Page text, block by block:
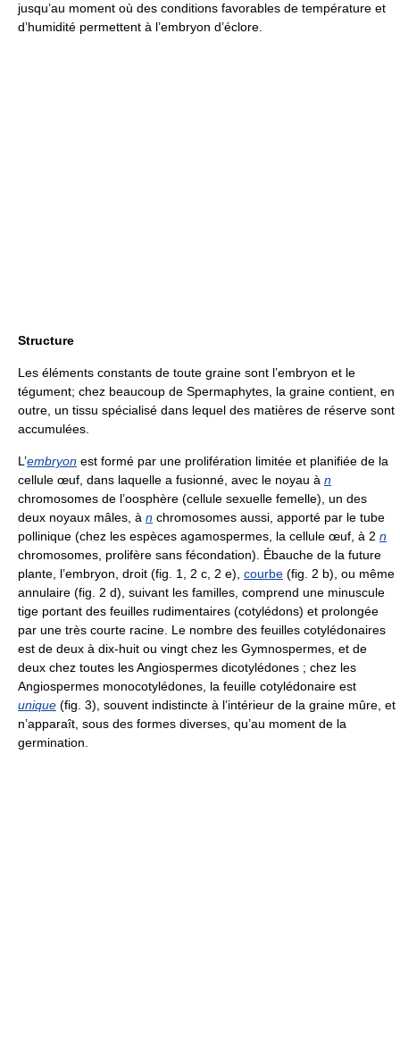
jusqu’au moment où des conditions favorables de température et
d’humidité permettent à l’embryon d’éclore.
Structure
Les éléments constants de toute graine sont l’embryon et le
tégument; chez beaucoup de Spermaphytes, la graine contient, en
outre, un tissu spécialisé dans lequel des matières de réserve sont
accumulées.
L’embryon est formé par une prolifération limitée et planifiée de la
cellule œuf, dans laquelle a fusionné, avec le noyau à n
chromosomes de l’oosphère (cellule sexuelle femelle), un des
deux noyaux mâles, à n chromosomes aussi, apporté par le tube
pollinique (chez les espèces agamospermes, la cellule œuf, à 2 n
chromosomes, prolifère sans fécondation). Ébauche de la future
plante, l’embryon, droit (fig. 1, 2 c, 2 e), courbe (fig. 2 b), ou même
annulaire (fig. 2 d), suivant les familles, comprend une minuscule
tige portant des feuilles rudimentaires (cotylédons) et prolongée
par une très courte racine. Le nombre des feuilles cotylédonaires
est de deux à dix-huit ou vingt chez les Gymnospermes, et de
deux chez toutes les Angiospermes dicotylédones ; chez les
Angiospermes monocotylédones, la feuille cotylédonaire est
unique (fig. 3), souvent indistincte à l’intérieur de la graine mûre, et
n’apparaît, sous des formes diverses, qu’au moment de la
germination.